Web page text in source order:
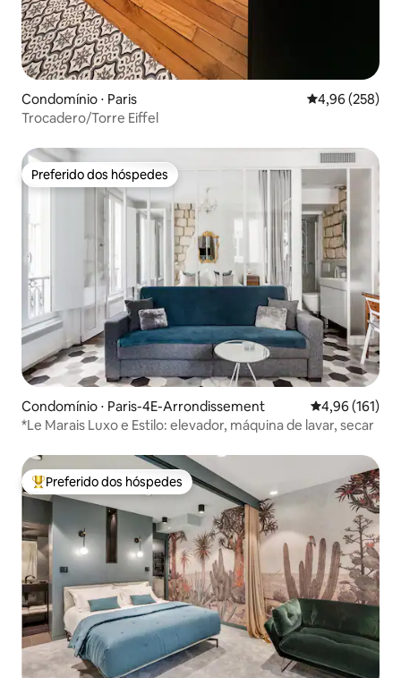
Condomínio ⋅ Paris 4,96 de uma
4,96 (258)
Trocadero/Torre Eiffel
Preferido dos hóspedes
Preferido dos hóspedes
Condomínio ⋅ Paris-4E-Arrondissement 4,96 de uma
4,96 (161)
*Le Marais Luxo e Estilo: elevador, máquina de lavar, secar
Entre os melhores preferidos dos hóspedes
Preferido dos hóspedes